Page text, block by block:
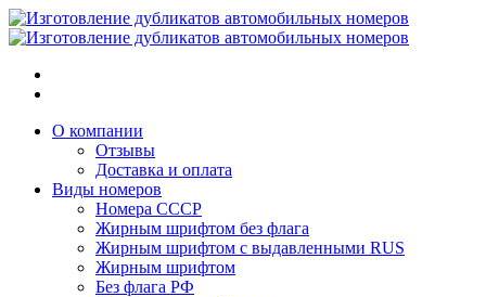
О компании
Отзывы
Доставка и оплата
Виды номеров
Номера СССР
Жирным шрифтом без флага
Жирным шрифтом с выдавленными RUS
Жирным шрифтом
Без флага РФ